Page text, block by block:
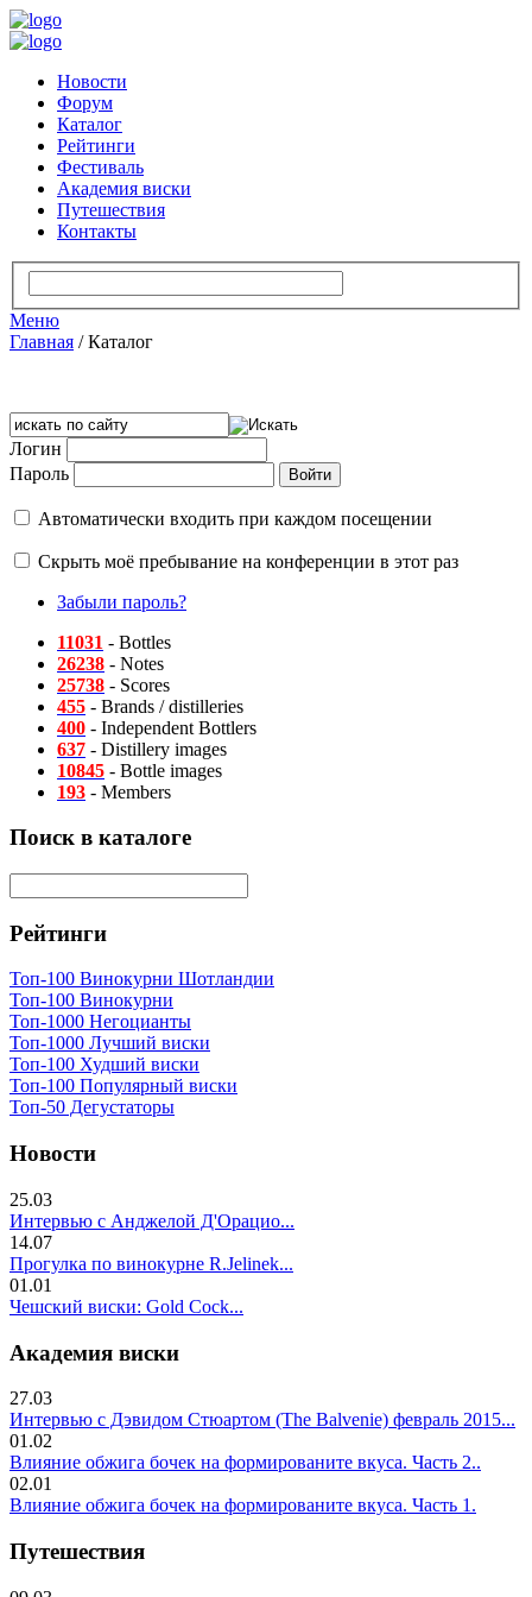
Новости
Форум
Каталог
Рейтинги
Фестиваль
Академия виски
Путешествия
Контакты
Меню
Главная /Каталог
Логин
Пароль
Автоматически входить при каждом посещении
Скрыть моё пребывание на конференции в этот раз
Забыли пароль?
11031 - Bottles
26238 - Notes
25738 - Scores
455 - Brands / distilleries
400 - Independent Bottlers
637 - Distillery images
10845 - Bottle images
193 - Members
Поиск в каталоге
Рейтинги
Топ-100 Винокурни Шотландии
Топ-100 Винокурни
Топ-1000 Негоцианты
Топ-1000 Лучший виски
Топ-100 Худший виски
Топ-100 Популярный виски
Топ-50 Дегустаторы
Новости
25.03
Интервью с Анджелой Д'Орацио...
14.07
Прогулка по винокурне R.Jelinek...
01.01
Чешский виски: Gold Cock...
Академия виски
27.03
Интервью с Дэвидом Стюартом (The Balvenie) февраль 2015...
01.02
Влияние обжига бочек на формированите вкуса. Часть 2..
02.01
Влияние обжига бочек на формированите вкуса. Часть 1.
Путешествия